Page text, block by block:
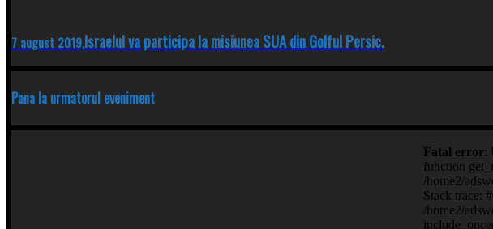
7 august 2019,Israelul va participa la misiunea SUA din Golful Persic.
Pana la urmatorul eveniment